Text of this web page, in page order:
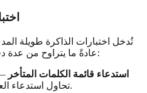
تُدخل اختبارات الذاكرة طويلة
عادةً ما يتراوح من عدة دقائق إلى ساعات. تشمل الأمثلة:
استدعاء قائمة الكلمات المتأخر
تحاول استدعاء العناصر بعد 15 إلى 30 دقيقة.